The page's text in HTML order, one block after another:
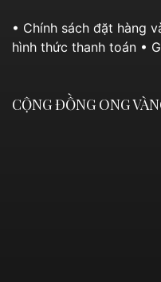
• Chính sách đặt hàng
hình thức thanh toán •
CỘNG ĐỒNG ONG